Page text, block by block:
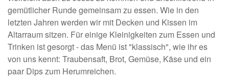
gemütlicher Runde gemeinsam zu essen. Wie in den
letzten Jahren werden wir mit Decken und Kissen im
Altarraum sitzen. Für einige Kleinigkeiten zum Essen und
Trinken ist gesorgt - das Menü ist "klassisch", wie ihr es
von uns kennt: Traubensaft, Brot, Gemüse, Käse und ein
paar Dips zum Herumreichen.